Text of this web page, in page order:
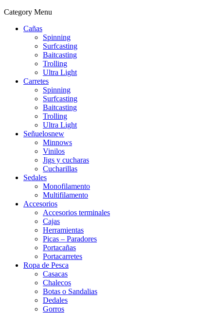
Category Menu
Cañas
Spinning
Surfcasting
Baitcasting
Trolling
Ultra Light
Carretes
Spinning
Surfcasting
Baitcasting
Trolling
Ultra Light
Señuelosnew
Minnows
Vinilos
Jigs y cucharas
Cucharillas
Sedales
Monofilamento
Multifilamento
Accesorios
Accesorios terminales
Cajas
Herramientas
Picas – Paradores
Portacañas
Portacarretes
Ropa de Pesca
Casacas
Chalecos
Botas o Sandalias
Dedales
Gorros